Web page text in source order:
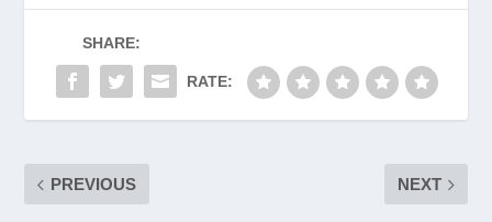
SHARE:
RATE:
PREVIOUS NEXT